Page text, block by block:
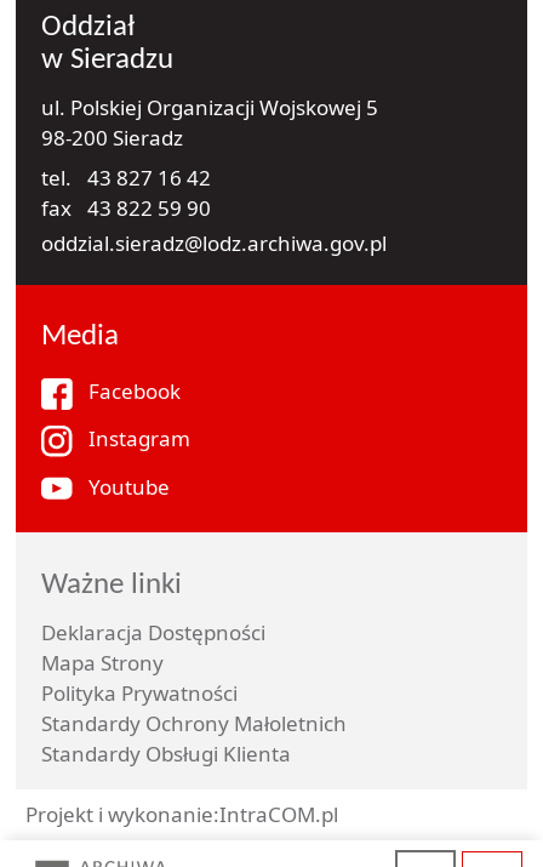
Oddział
w Sieradzu
ul. Polskiej Organizacji Wojskowej 5
98-200 Sieradz
tel.
43 827 16 42
fax 43 822 59 90
e-mail
oddzial.sieradz@lodz.archiwa.gov.pl
Media
Facebook
Instagram
Youtube
Ważne linki
Deklaracja Dostępności
Mapa Strony
Polityka Prywatności
Standardy Ochrony Małoletnich
Standardy Obsługi Klienta
Projekt i wykonanie:IntraCOM.pl